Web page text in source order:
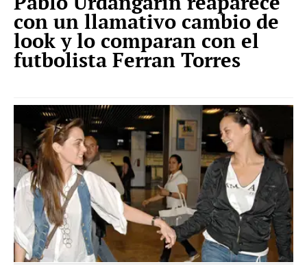
con un llamativo cambio de
look y lo comparan con el
futbolista Ferran Torres